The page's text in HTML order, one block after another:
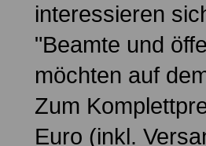
interessieren
"Beamte und
möchten auf
Zum
Euro (inkl.